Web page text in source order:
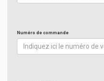
Numéro de commande